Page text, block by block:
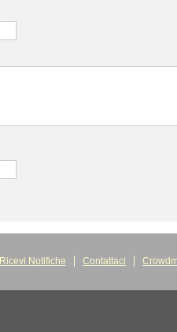
Ricevi Notifiche Contattaci